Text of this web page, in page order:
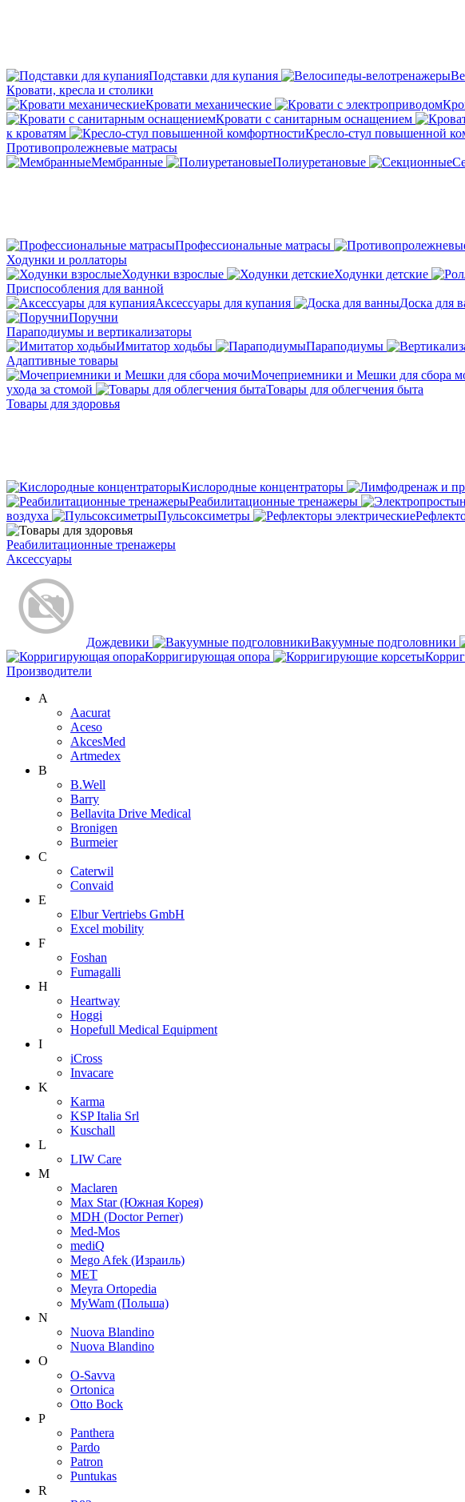
Подставки для купания
Кровати, кресла и столики
Кровати механические
Кровати с санитарным оснащением
к кроватям
Кресло-стул повышенной
Противопролежневые матрасы
Мембранные
Полиуретановые
Профессиональные матрасы
Ходунки и роллаторы
Ходунки взрослые
Ходунки детские
Приспособления для ванной
Аксессуары для купания
Доска для
Поручни
Параподиумы и вертикализаторы
Имитатор ходьбы
Параподиумы
Адаптивные товары
Мочеприемники и Мешки для сбора
ухода за стомой
Товары для облегчения быта
Товары для здоровья
Кислородные концентраторы
Реабилитационные тренажеры
воздуха
Пульсоксиметры
Реабилитационные тренажеры
Аксессуары
Дождевики Вакуумные подголовники
Корригирующая опора
Производители
A
Aacurat
Aceso
AkcesMed
Artmedex
B
B.Well
Barry
Bellavita Drive Medical
Bronigen
Burmeier
C
Caterwil
Convaid
E
Elbur Vertriebs GmbH
Excel mobility
F
Foshan
Fumagalli
H
Heartway
Hoggi
Hopefull Medical Equipment
I
iCross
Invacare
K
Karma
KSP Italia Srl
Kuschall
L
LIW Care
M
Maclaren
Max Star (Южная Корея)
MDH (Doctor Perner)
Med-Mos
mediQ
Mego Afek (Израиль)
MET
Meyra Ortopedia
MyWam (Польша)
N
Nuova Blandino
Nuova Blandino
O
O-Savva
Ortonica
Otto Bock
P
Panthera
Pardo
Patron
Puntukas
R